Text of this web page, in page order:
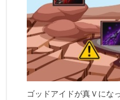
ゴッドアイドが真Ｖにな